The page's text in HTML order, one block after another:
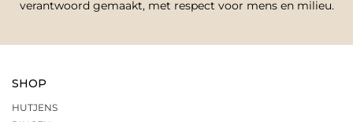
verantwoord gemaakt, met respect voor mens en milieu.
SHOP
HUTJENS